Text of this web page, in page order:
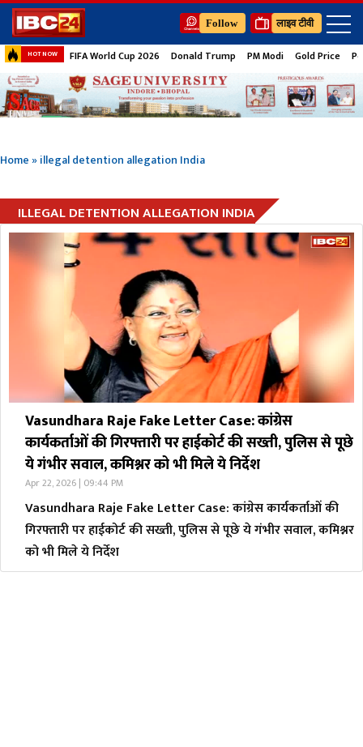
Follow लाइव टीवी
HOT NOW FIFA World Cup 2026 Donald Trump PM Modi Gold Price
Home»illegal detention allegation India
ILLEGAL DETENTION ALLEGATION INDIA
Vasundhara Raje Fake Letter Case: कांग्रेस
कार्यकर्ताओं की गिरफ्तारी पर हाईकोर्ट की सख्ती, पुलिस से पूछे
ये गंभीर सवाल, कमिश्नर को भी मिले ये निर्देश
Apr 22, 2026 | 09:44 PM
Vasundhara Raje Fake Letter Case: कांग्रेस कार्यकर्ताओं की
गिरफ्तारी पर हाईकोर्ट की सख्ती, पुलिस से पूछे ये गंभीर सवाल, कमिश्नर
को भी मिले ये निर्देश